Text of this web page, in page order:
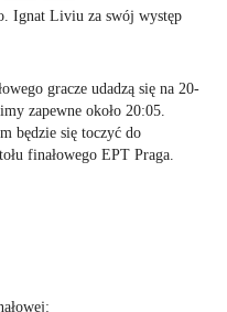
Ignat Liviu za swój występ
gracze udadzą się na 20-
zapewne około 20:05.
będzie się toczyć do
finałowego EPT Praga.